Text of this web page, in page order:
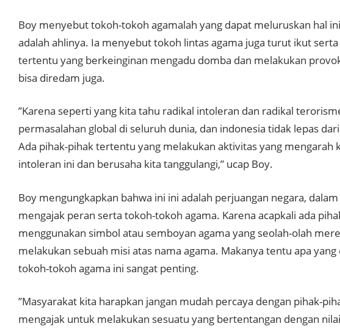
Boy menyebut tokoh-tokoh agamalah yang dapat meluruskan hal
adalah ahlinya. Ia menyebut tokoh lintas agama juga turut ikut
tertentu yang berkeinginan mengadu domba dan melakukan
bisa diredam juga.
”Karena seperti yang kita tahu radikal intoleran dan radikal
permasalahan global di seluruh dunia, dan indonesia tidak lepas
Ada pihak-pihak tertentu yang melakukan aktivitas yang mengarah
intoleran ini dan berusaha kita tanggulangi,” ucap Boy.
Boy mengungkapkan bahwa ini ini adalah perjuangan negara, dalam
mengajak peran serta tokoh-tokoh agama. Karena acapkali ada
menggunakan simbol atau semboyan agama yang seolah-olah
melakukan sebuah misi atas nama agama. Makanya tentu apa
tokoh-tokoh agama ini sangat penting.
”Masyarakat kita harapkan jangan mudah percaya dengan pihak-
mengajak untuk melakukan sesuatu yang bertentangan dengan